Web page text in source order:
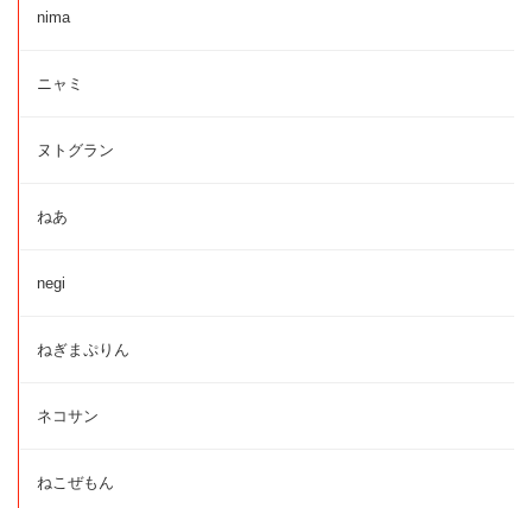
nima
ニャミ
ヌトグラン
ねあ
negi
ねぎまぷりん
ネコサン
ねこぜもん